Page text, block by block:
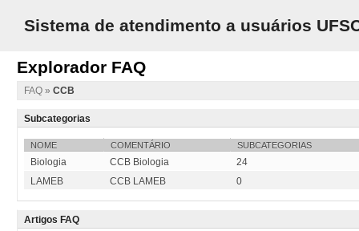
Sistema de atendimento a usuários
Explorador FAQ
FAQ » CCB
Subcategorias
NOME COMENTÁRIO SUBCATEGORIAS
Biologia CCB Biologia
24
LAMEB
CCB LAMEB 0
Artigos FAQ